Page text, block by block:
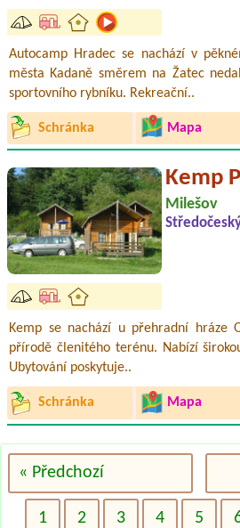
Autocamp Hradec se nachází v
města Kadaně směrem na Žatec
sportovního rybníku. Rekreační..
Schránka Mapa
Kemp
Milešov
Kemp se nachází u přehradní hráze
přírodě členitého terénu. Nabízí
Ubytování poskytuje..
Schránka Mapa
« Předchozí
1 2 3 4 5